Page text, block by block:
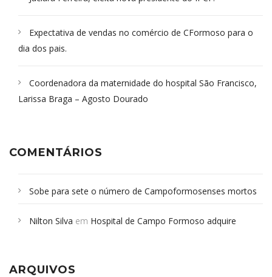
Expectativa de vendas no comércio de CFormoso para o
dia dos pais.
Coordenadora da maternidade do hospital São Francisco,
Larissa Braga – Agosto Dourado
COMENTÁRIOS
Sobe para sete o número de Campoformosenses mortos
Campoformosenses que morreram em desabamentos são
Nilton Silva em Hospital de Campo Formoso adquire
ARQUIVOS